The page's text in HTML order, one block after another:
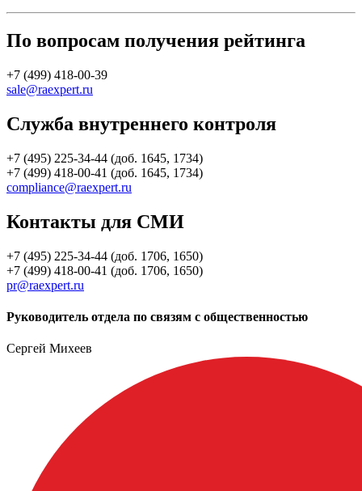
По вопросам получения рейтинга
+7 (499) 418-00-39
sale@raexpert.ru
Служба внутреннего контроля
+7 (495) 225-34-44 (доб. 1645, 1734)
+7 (499) 418-00-41 (доб. 1645, 1734)
compliance@raexpert.ru
Контакты для СМИ
+7 (495) 225-34-44 (доб. 1706, 1650)
+7 (499) 418-00-41 (доб. 1706, 1650)
pr@raexpert.ru
Руководитель отдела по связям с общественностью
Сергей Михеев